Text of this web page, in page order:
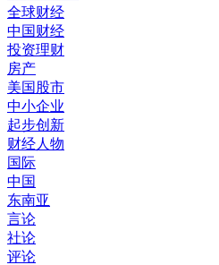
全球财经
中国财经
投资理财
房产
美国股市
中小企业
起步创新
财经人物
国际
中国
东南亚
言论
社论
评论